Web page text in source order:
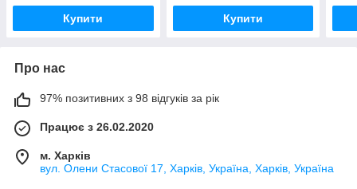
Купити Купити
Про нас
97% позитивних з 98 відгуків за рік
Працює з 26.02.2020
м. Харків
вул. Олени Стасової 17, Харків, Україна, Харків, Україна